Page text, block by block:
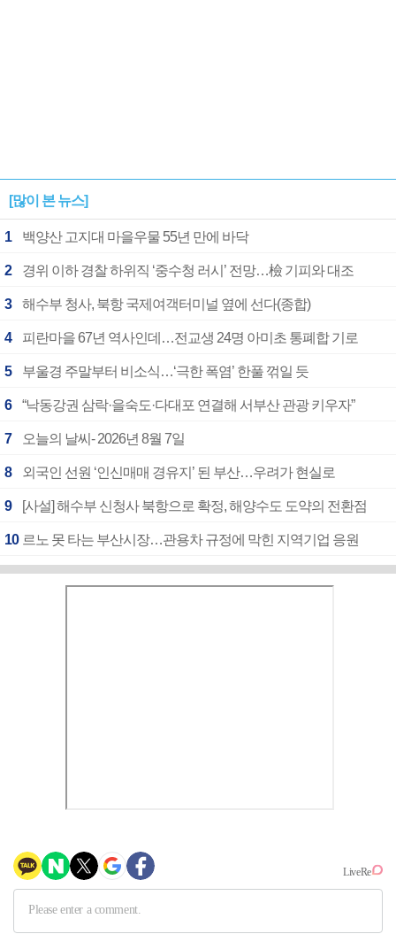
[많이 본 뉴스]
1 백양산 고지대 마을우물 55년 만에 바닥
2 경위 이하 경찰 하위직 ‘중수청 러시’ 전망…檢 기피와 대조
3 해수부 청사, 북항 국제여객터미널 옆에 선다(종합)
4 피란마을 67년 역사인데…전교생 24명 아미초 통폐합 기로
5 부울경 주말부터 비소식…‘극한 폭염’ 한풀 꺾일 듯
6 “낙동강권 삼락·을숙도·다대포 연결해 서부산 관광 키우자”
7 오늘의 날씨- 2026년 8월 7일
8 외국인 선원 ‘인신매매 경유지’ 된 부산…우려가 현실로
9 [사설] 해수부 신청사 북항으로 확정, 해양수도 도약의 전환점
10 르노 못 타는 부산시장…관용차 규정에 막힌 지역기업 응원